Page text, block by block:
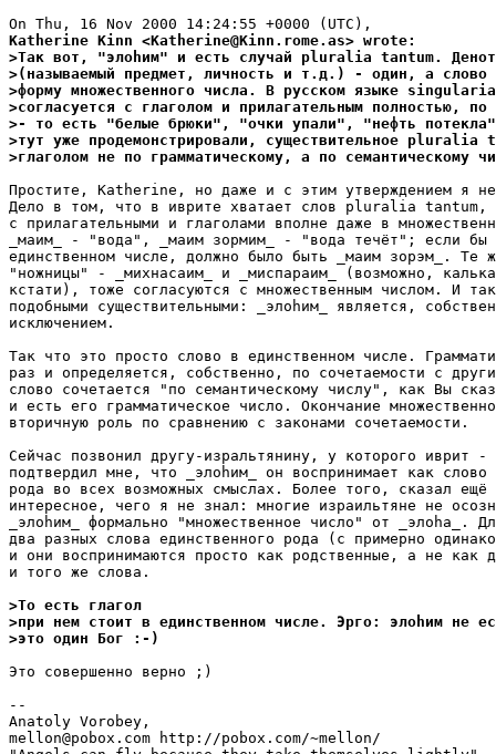
Katherine Kinn <Katherine@Kinn.rome.as> wrote:
>Так вот, "элоhим" и есть случай pluralia tantum.
>(называемый предмет, личность и т.д.) - один, а слово
>форму множественного числа. В русском языке
>согласуется с глаголом и прилагательным полностью, по
>- то есть "белые брюки", "очки упали", "нефть
>тут уже продемонстрировали, существительное pluralia
>глаголом не по грамматическому, а по семантическому
Простите, Katherine, но даже и с этим утверждением я
Дело в том, что в иврите хватает слов pluralia tantum,
с прилагательными и глаголами вполне даже в
_маим_ - "вода", _маим зормим_ - "вода течёт"; если бы
единственном числе, должно было быть _маим зорэм_. Те
"ножницы" - _михнасаим_ и _миспараим_ (возможно,
кстати), тоже согласуются с множественным числом. И
подобными существительными: _элоhим_ является,
исключением.
Так что это просто слово в единственном числе.
раз и определяется, собственно, по сочетаемости с
слово сочетается "по семантическому числу", как Вы
и есть его грамматическое число. Окончание
вторичную роль по сравнению с законами сочетаемости.
Сейчас позвонил другу-изральтянину, у которого иврит
подтвердил мне, что _элоhим_ он воспринимает как слово
рода во всех возможных смыслах. Более того, сказал ещё
интересное, чего я не знал: многие израильтяне не
_элоhим_ формально "множественное число" от _элоhа_.
два разных слова единственного рода (с примерно
и они воспринимаются просто как родственные, а не как
и того же слова.
>То есть глагол
>при нем стоит в единственном числе. Эрго: элоhим не
>это один Бог :-)
Это совершенно верно ;)
--
Anatoly Vorobey,
mellon@pobox.com http://pobox.com/~mellon/